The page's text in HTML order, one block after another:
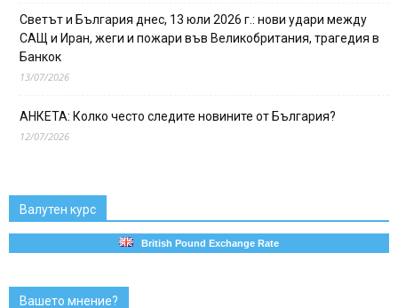
Светът и България днес, 13 юли 2026 г.: нови удари между
САЩ и Иран, жеги и пожари във Великобритания, трагедия в
Банкок
13/07/2026
АНКЕТА: Колко често следите новините от България?
12/07/2026
Валутен курс
British Pound Exchange Rate
Вашето мнение?